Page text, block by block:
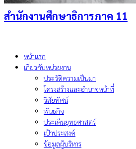
สำนักงานศึกษาธิการภาค 11
หน้าแรก
เกี่ยวกับหน่วยงาน
ประวัติความเป็นมา
โครงสร้างและอำนาจหน้าที่
วิสัยทัศน์
พันธกิจ
ประเด็นยุทธศาสตร์
เป้าประสงค์
ข้อมูลผู้บริหาร